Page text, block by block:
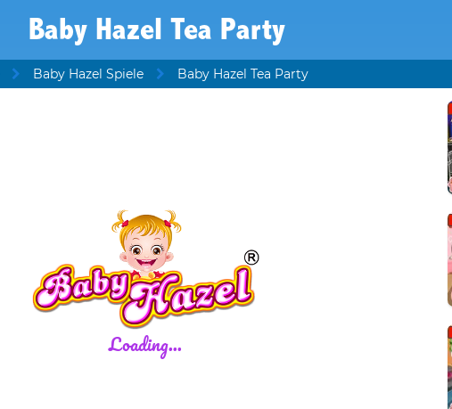
Baby Hazel Tea Party
Baby Hazel Spiele Baby Hazel Tea Party